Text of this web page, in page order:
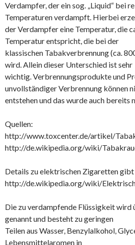
Verdampfer, der ein sog. „Liquid“ bei
Temperaturen verdampft. Hierbei
der Verdampfer eine Temperatur, die
Temperatur entspricht, die bei der
klassischen Tabakverbrennung (ca.
wird. Allein dieser Unterschied ist sehr
wichtig. Verbrennungsprodukte und
unvollständiger Verbrennung können
entstehen und das wurde auch bereits
Quellen:
http://www.toxcenter.de/artikel/
http://de.wikipedia.org/wiki/
Details zu elektrischen Zigaretten gibt
http://de.wikipedia.org/wiki/
Die zu verdampfende Flüssigkeit wird
genannt und besteht zu geringen
Teilen aus Wasser, Benzylalkohol,
Lebensmittelaromen in